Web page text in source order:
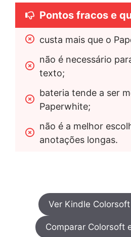
Pontos fracos e
custa mais que o
não é necessário
texto;
bateria tende a ser
Paperwhite;
não é a melhor
anotações longas.
Ver Kindle
Comparar Colorsoft